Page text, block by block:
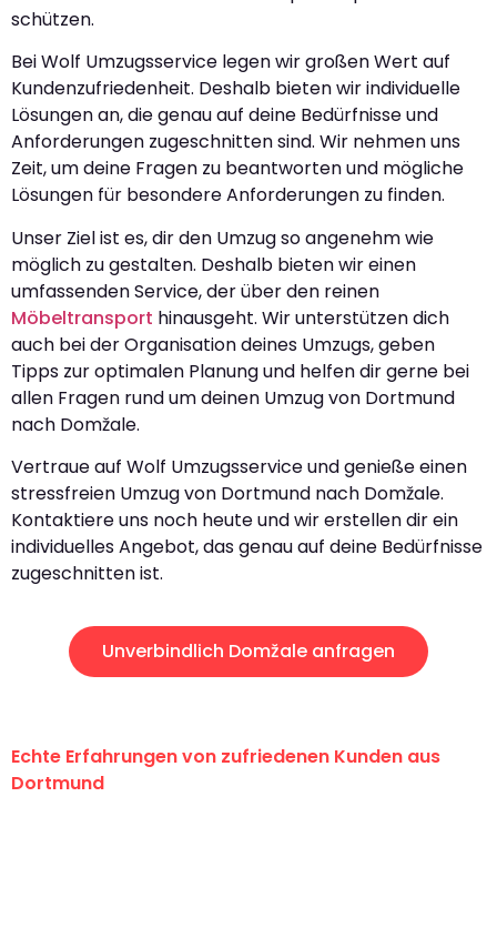
schützen.
Bei Wolf Umzugsservice legen wir großen Wert auf
Kundenzufriedenheit. Deshalb bieten wir individuelle
Lösungen an, die genau auf deine Bedürfnisse und
Anforderungen zugeschnitten sind. Wir nehmen uns
Zeit, um deine Fragen zu beantworten und mögliche
Lösungen für besondere Anforderungen zu finden.
Unser Ziel ist es, dir den Umzug so angenehm wie
möglich zu gestalten. Deshalb bieten wir einen
umfassenden Service, der über den reinen
Möbeltransport hinausgeht. Wir unterstützen dich
auch bei der Organisation deines Umzugs, geben
Tipps zur optimalen Planung und helfen dir gerne bei
allen Fragen rund um deinen Umzug von Dortmund
nach Domžale.
Vertraue auf Wolf Umzugsservice und genieße einen
stressfreien Umzug von Dortmund nach Domžale.
Kontaktiere uns noch heute und wir erstellen dir ein
individuelles Angebot, das genau auf deine Bedürfnisse
zugeschnitten ist.
Unverbindlich Domžale anfragen
Echte Erfahrungen von zufriedenen Kunden aus
Dortmund